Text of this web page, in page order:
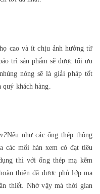
cao và ít chịu ảnh hưởng từ
trì sản phẩm sẽ được tối ưu
nóng sẽ là giải pháp tốt
khách hàng.
Nếu như các ống thép thông
các mối hàn xem có đạt tiêu
thì với ống thép mạ kẽm
thiện đã được phủ lớp mạ
thiết. Nhờ vậy mà thời gian